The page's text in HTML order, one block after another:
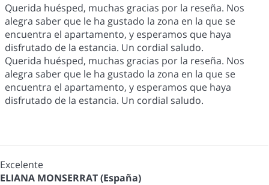
Querida huésped, muchas gracias por la reseña. Nos
alegra saber que le ha gustado la zona en la que se
encuentra el apartamento, y esperamos que haya
disfrutado de la estancia. Un cordial saludo.
Querida huésped, muchas gracias por la reseña. Nos
alegra saber que le ha gustado la zona en la que se
encuentra el apartamento, y esperamos que haya
disfrutado de la estancia. Un cordial saludo.
Excelente
ELIANA MONSERRAT (España)